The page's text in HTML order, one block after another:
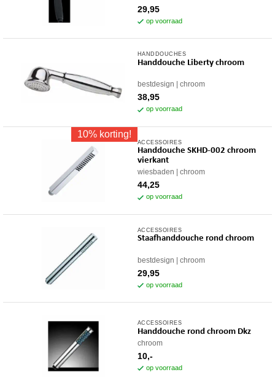
29,95
op voorraad
HANDDOUCHES
Handdouche Liberty chroom
bestdesign chroom
38,95
op voorraad
10% korting!
ACCESSOIRES
Handdouche SKHD-002 chroom
vierkant
wiesbaden chroom
44,25
op voorraad
ACCESSOIRES
Staafhanddouche rond chroom
bestdesign chroom
29,95
op voorraad
ACCESSOIRES
Handdouche rond chroom Dkz
chroom
10,-
op voorraad